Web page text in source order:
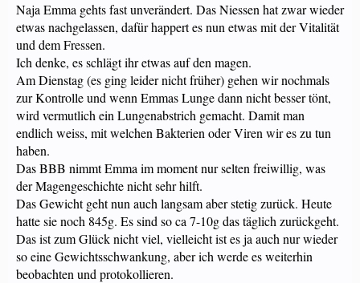
Naja Emma gehts fast unverändert. Das Niessen hat zwar wieder
etwas nachgelassen, dafür happert es nun etwas mit der Vitalität
und dem Fressen.
Ich denke, es schlägt ihr etwas auf den magen.
Am Dienstag (es ging leider nicht früher) gehen wir nochmals
zur Kontrolle und wenn Emmas Lunge dann nicht besser tönt,
wird vermutlich ein Lungenabstrich gemacht. Damit man
endlich weiss, mit welchen Bakterien oder Viren wir es zu tun
haben.
Das BBB nimmt Emma im moment nur selten freiwillig, was
der Magengeschichte nicht sehr hilft.
Das Gewicht geht nun auch langsam aber stetig zurück. Heute
hatte sie noch 845g. Es sind so ca 7-10g das täglich zurückgeht.
Das ist zum Glück nicht viel, vielleicht ist es ja auch nur wieder
so eine Gewichtsschwankung, aber ich werde es weiterhin
beobachten und protokollieren.